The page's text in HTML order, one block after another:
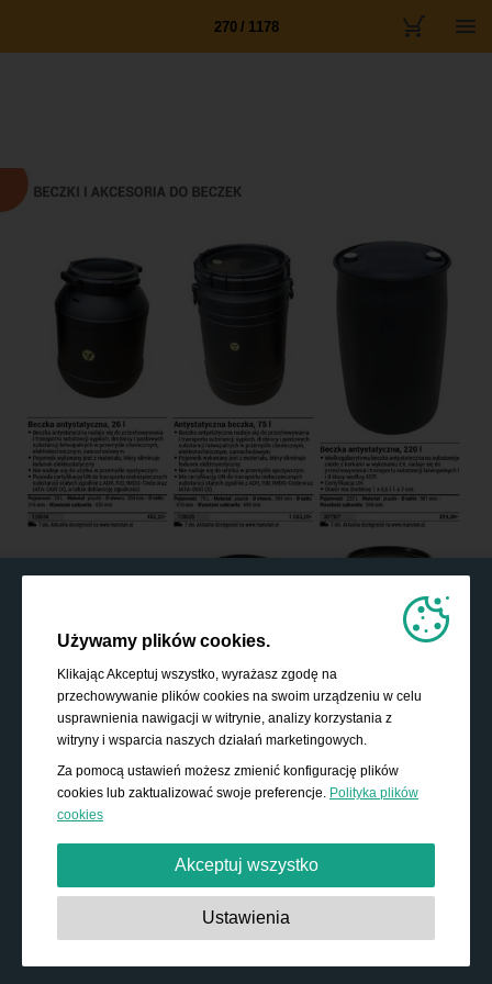
270 / 1178
Używamy plików cookies.
Klikając Akceptuj wszystko, wyrażasz zgodę na
przechowywanie plików cookies na swoim urządzeniu w celu
usprawnienia nawigacji w witrynie, analizy korzystania z
witryny i wsparcia naszych działań marketingowych.
Za pomocą ustawień możesz zmienić konfigurację plików
cookies lub zaktualizować swoje preferencje. Polityka plików
cookies
Akceptuj wszystko
Absolutnie niezbędne:
Te pliki cookies są niezbędne do
Ustawienia